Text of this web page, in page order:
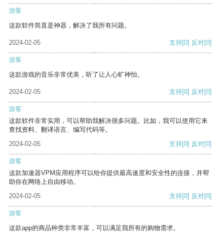
游客
这款软件简直是神器，解决了我所有问题。
2024-02-05 支持[0] 反对[0]
游客
这款游戏的音乐非常优美，听了让人心旷神怡。
2024-02-05 支持[0] 反对[0]
游客
这款软件非常实用，可以帮助我解决很多问题。比如，我可以使用它来
查找资料、翻译语言、编写代码等。
2024-02-05
支持[0] 反对[0]
游客
这款加速器VPM应用程序可以给你提供最高速度和安全性的连接，并帮
助你在网络上自由移动。
2024-02-05
支持[0] 反对[0]
游客
这款app的商品种类非常丰富，可以满足我所有的购物需求。